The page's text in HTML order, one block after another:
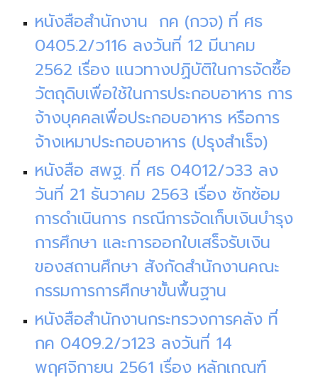
หนังสือสำนักงาน กค (กวจ) ที่ ศธ
0405.2/ว116 ลงวันที่ 12 มีนาคม
2562 เรื่อง แนวทางปฏิบัติในการจัดซื้อ
วัตถุดิบเพื่อใช้ในการประกอบอาหาร การ
จ้างบุคคลเพื่อประกอบอาหาร หรือการ
จ้างเหมาประกอบอาหาร (ปรุงสำเร็จ)
หนังสือ สพฐ. ที่ ศธ 04012/ว33 ลง
วันที่ 21 ธันวาคม 2563 เรื่อง ซักซ้อม
การดำเนินการ กรณีการจัดเก็บเงินบำรุง
การศึกษา และการออกใบเสร็จรับเงิน
ของสถานศึกษา สังกัดสำนักงานคณะ
กรรมการการศึกษาขั้นพื้นฐาน
หนังสือสำนักงานกระทรวงการคลัง ที่
กค 0409.2/ว123 ลงวันที่ 14
พฤศจิกายน 2561 เรื่อง หลักเกณฑ์